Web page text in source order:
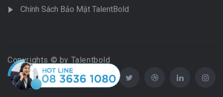
Chính Sách Bảo Mật TalentBold
Copyrights © by Talentbold